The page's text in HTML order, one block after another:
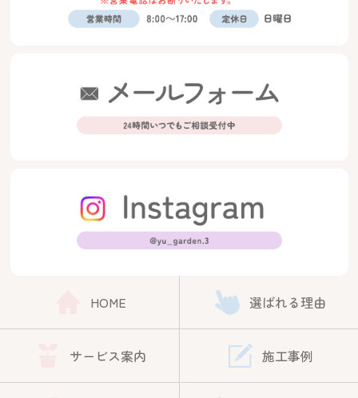
HOME 選ばれる理由
サービス案内 施工事例